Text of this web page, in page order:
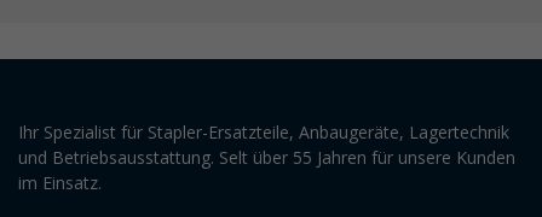
Ihr Spezialist für Stapler-Ersatzteile, Anbaugeräte, Lagertechnik
und Betriebsausstattung. Selt über 55 Jahren für unsere Kunden
im Einsatz.